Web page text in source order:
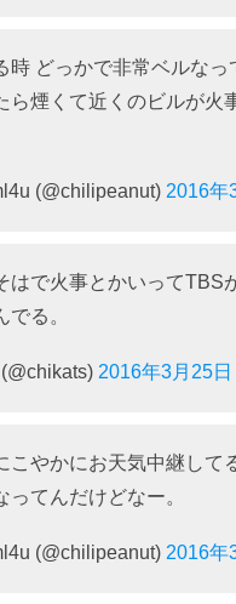
時 どっかで非常ベルな
ら煙くて近くのビルが火
(@chilipeanut) 2016年
はで火事とかいってTBS
でる。
2016年3月25日
こやかにお天気中継し
ってんだけどなー。
(@chilipeanut) 2016年